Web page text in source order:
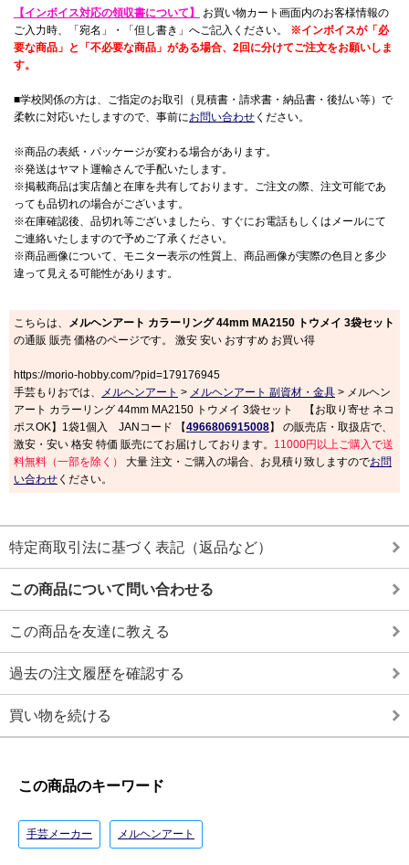
【インボイス対応の領収書について】
お買い物カート画面内のお客様情報の
ご入力時、「宛名」・「但し書き」へご記入ください。 ※インボイスが「必
要な商品」と「不必要な商品」がある場合、2回に分けてご注文をお願いしま
す。
■学校関係の方は、ご指定のお取引（見積書・請求書・納品書・後払い等）で
柔軟に対応いたしますので、事前にお問い合わせ ください。
※商品の表紙・パッケージが変わる場合があります。
※発送はヤマト運輸さんで手配いたします。
※掲載商品は実店舗と在庫を共有しております。ご注文の際、注文可能であ
っても品切れの場合がございます。
※在庫確認後、品切れ等ございましたら、すぐにお電話もしくはメールにて
ご連絡いたしますので予めご了承ください。
※商品画像について、モニター表示の性質上、商品画像が実際の色目と多少
違って見える可能性があります。
こちらは、 メルヘンアート カラーリング 44mm MA2150 トウメイ 3袋セット
の通販 販売 価格のページです。 激安 安い おすすめ お買い得
https://morio-hobby.com/?pid=179176945
手芸もりおでは、
メルヘンアート > メルヘンアート 副資材・金具 > メルヘン
アート カラーリング 44mm MA2150 トウメイ 3袋セット 【お取り寄せ ネコ
ポスOK】1袋1個入 JANコード 【4966806915008】 の販売店・取扱店で、
激安・安い 格安 特価 販売にてお届けしております。 11000円以上ご購入で送
料無料（一部を除く）
大量 注文・ご購入の場合、お見積り致しますのでお問
い合わせ ください。
特定商取引法に基づく表記（返品など）
この商品について問い合わせる
この商品を友達に教える
過去の注文履歴を確認する
買い物を続ける
この商品のキーワード
手芸メーカー メルヘンアート